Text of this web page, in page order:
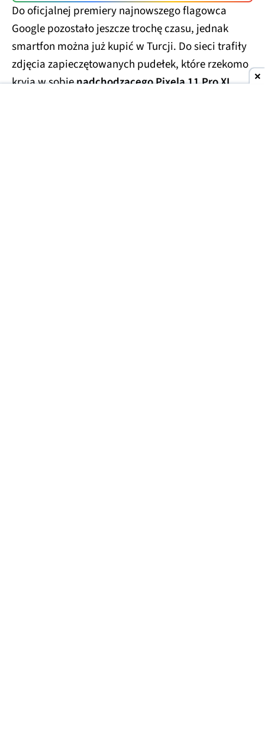
Do oficjalnej premiery najnowszego flagowca
Google pozostało jeszcze trochę czasu, jednak
smartfon można już kupić w Turcji. Do sieci trafiły
zdjęcia zapieczętowanych pudełek, które rzekomo
kryją w sobienadchodzącego Pixela 11 Pro XL.